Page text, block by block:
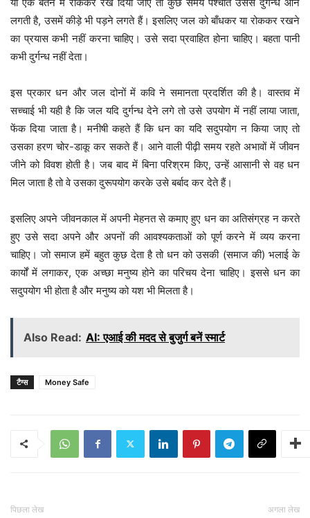
लगती है, उसमें कीड़े भी पड़ने लगते हैं। इसलिए जल को बाँधकर या रोककर रखने
का प्रयास कभी नहीं करना चाहिए। उसे सदा प्रवाहित होना चाहिए। बहता पानी
कभी दुर्गन्ध नहीं देता।
इस प्रकार धन और जल दोनों में कवि ने समानता प्रदर्शित की है। वास्तव में
सच्चाई भी यही है कि जल यदि दुर्गन्ध देने लगे तो उसे उपयोग में नहीं लाया जाता,
फेंक दिया जाता है। मनीषी कहते हैं कि धन का यदि सदुपयोग न किया जाए तो
उसका हरण चोर-डाकू कर सकते हैं। आने वाली पीढ़ी समय रहते अभावों में जीवन
जीने को विवश होती है। जब बाद में बिना परिश्रम किए, उन्हें आसानी से वह धन
मिल जाता है तो वे उसका दुरूपयोग करके उसे बर्बाद कर देते हैं।
इसलिए अपने जीवनकाल में अपनी मेहनत से कमाए हुए धन का अतिसंग्रह न करते
हुए उसे सदा अपने और अपनों की आवश्यकताओं को पूर्ण करने में व्यय करना
चाहिए। जो समाज हमें बहुत कुछ देता है तो धन को उसकी (समाज की) भलाई के
कार्यों में लगाकर, एक अच्छा मनुष्य होने का परिचय देना चाहिए। इससे धन का
सदुपयोग भी होता है और मनुष्य को यश भी मिलता है।
Also Read: AI: एआई की मदद से बुजुर्ग बनें स्मार्ट
टैग्स Money Safe
पिछला लेख अगला लेख